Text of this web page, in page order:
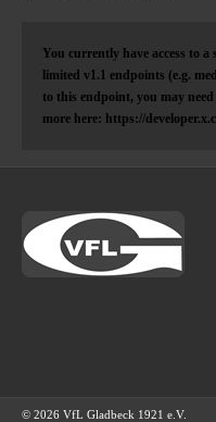
You currently have access to
limited v1.1 endpoints (e.g.
to this endpoint, you may
more here: https://
© 2026 VfL Gladbeck 1921 e.V.